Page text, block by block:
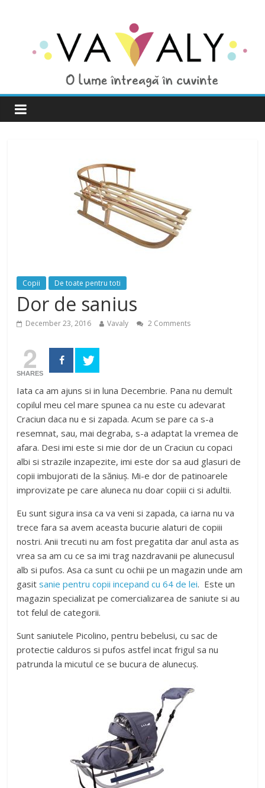
Copii De toate pentru toti
Dor de sanius
December 23, 2016 Vavaly 2 Comments
2
SHARES
Iata ca am ajuns si in luna Decembrie. Pana nu demult
copilul meu cel mare spunea ca nu este cu adevarat
Craciun daca nu e si zapada. Acum se pare ca s-a
resemnat, sau, mai degraba, s-a adaptat la vremea de
afara. Desi imi este si mie dor de un Craciun cu copaci
albi si strazile inzapezite, imi este dor sa aud glasuri de
copii imbujorati de la săniuș. Mi-e dor de patinoarele
improvizate pe care aluneca nu doar copiii ci si adultii.
Eu sunt sigura insa ca va veni si zapada, ca iarna nu va
trece fara sa avem aceasta bucurie alaturi de copiii
nostri. Anii trecuti nu am fost pregatita dar anul asta as
vrea sa am cu ce sa imi trag nazdravanii pe alunecusul
alb si pufos. Asa ca sunt cu ochii pe un magazin unde am
gasitsanie pentru copii incepand cu 64 de lei. Este un
magazin specializat pe comercializarea de saniute si au
tot felul de categorii.
Sunt saniutele Picolino, pentru bebelusi, cu sac de
protectie calduros si pufos astfel incat frigul sa nu
patrunda la micutul ce se bucura de alunecuș.